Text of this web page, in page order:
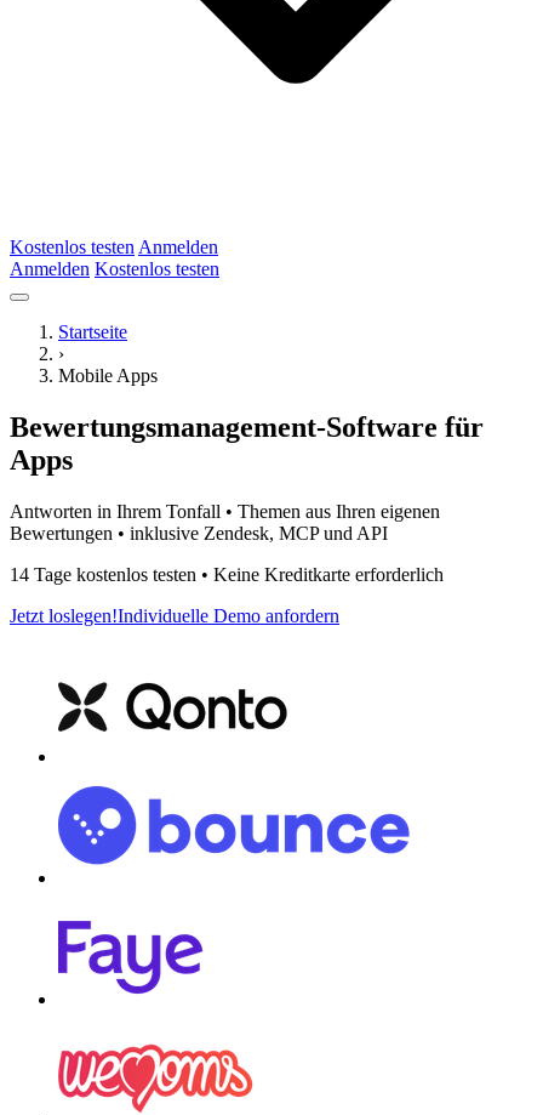
Kostenlos testen Anmelden
Anmelden Kostenlos testen
Startseite
›
Mobile Apps
Bewertungsmanagement-Software für
Apps
Antworten in Ihrem Tonfall • Themen aus Ihren eigenen
Bewertungen • inklusive Zendesk, MCP und API
14 Tage kostenlos testen • Keine Kreditkarte erforderlich
Jetzt loslegen!Individuelle Demo anfordern